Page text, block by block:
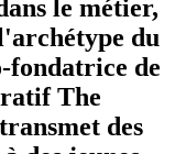
le métier,
du
fondatrice de
The
des